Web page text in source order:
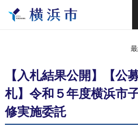
【入札結果公開】【公
札】令和５年度横浜市
修実施委託